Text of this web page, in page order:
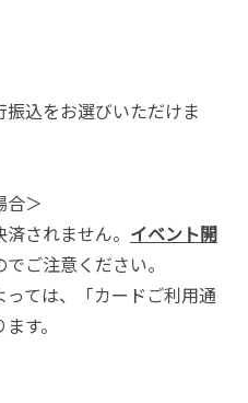
込をお選びいただけま
合＞
されません。 イベント開
ご注意ください。
ては、「カードご利用通
す。